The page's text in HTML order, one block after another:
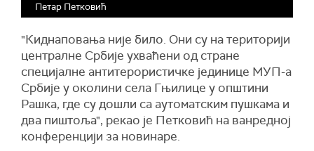
Петар Петковић
"Киднаповања није било. Они су на територији
централне Србије ухваћени од стране
специјалне антитерористичке јединице МУП-а
Србије у околини села Гњилице у општини
Рашка, где су дошли са аутоматским пушкама и
два пиштоља", рекао је Петковић на ванредној
конференцији за новинаре.